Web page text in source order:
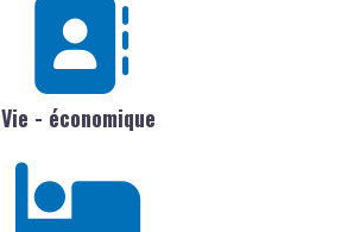
Vie - économique